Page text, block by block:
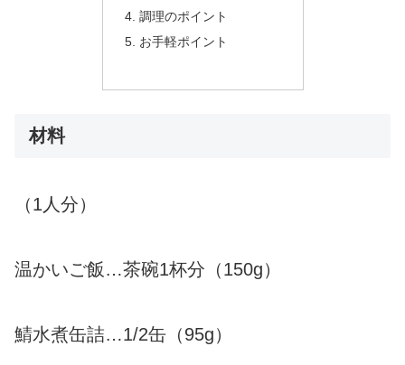
調理のポイント
お手軽ポイント
材料
（1人分）
温かいご飯…茶碗1杯分（150g）
鯖水煮缶詰…1/2缶（95g）